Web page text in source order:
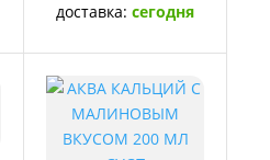
доставка:сегодня